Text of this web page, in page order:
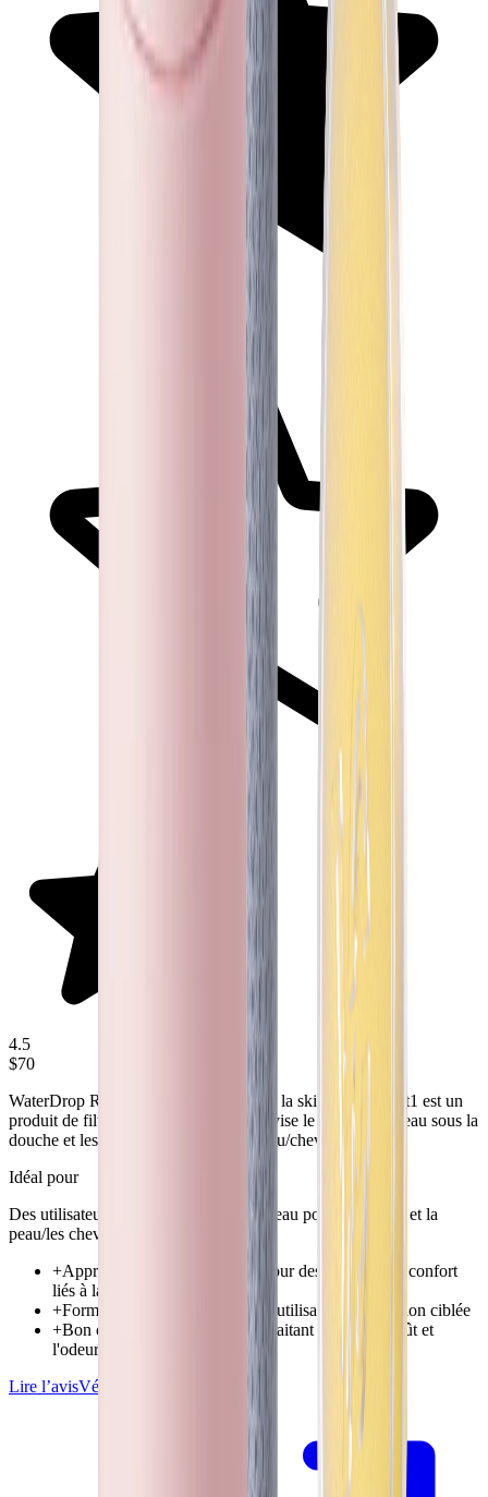
4.5
$70
WaterDrop Robinet de filtre à eau pour la skincare Wd Bft1 est un
produit de filtration orienté beauté qui vise le confort de l’eau sous la
douche et les routines quotidiennes peau/cheveux.
Idéal pour
Des utilisateurs axés sur la qualité de l’eau pour la douche et la
peau/les cheveux
+Approche de filtration ciblée pour des objectifs de confort
liés à la douche
+Format pratique pour des cas d'utilisation de filtration ciblée
+Bon choix pour les foyers souhaitant réduire le goût et
l'odeur du chlore
Lire l’avisVérifier le prix